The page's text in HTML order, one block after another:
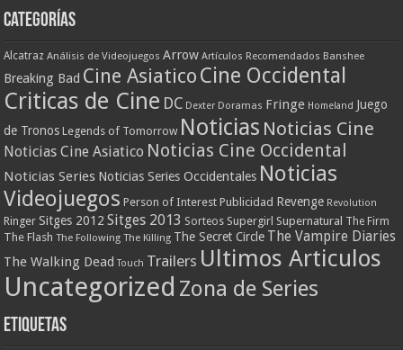
Categorías
Alcatraz Análisis de Videojuegos Arrow Artículos Recomendados Banshee
Breaking Bad Cine AsiaticoCine Occidental
Criticas de Cine DC Dexter Doramas Fringe Homeland Juego
de Tronos Legends of Tomorrow Noticias Noticias Cine
Noticias Cine Asiatico Noticias Cine Occidental
Noticias Series Noticias Series Occidentales Noticias
Videojuegos Person of Interest Publicidad Revenge Revolution
Ringer Sitges 2012 Sitges 2013 Sorteos Supergirl Supernatural The Firm
The Flash The Following The Killing The Secret Circle The Vampire Diaries
The Walking Dead Touch Trailers Ultimos Articulos
Uncategorized Zona de Series
Etiquetas